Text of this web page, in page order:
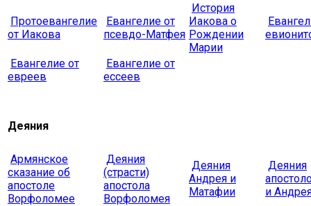
Протоевангелие
от Иакова
Евангелие от
псевдо-Матфея
История
Иакова о
Рождении
Марии
Евангелие от
евреев
Евангелие от
ессеев
Деяния
Армянское
сказание об
апостоле
Ворфоломее
Деяния
(страсти)
апостола
Ворфоломея
Деяния
Андрея и
Матафии
Деяния
и